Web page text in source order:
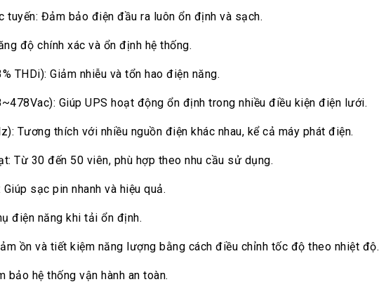
tuyến: Đảm bảo điện đầu ra luôn ổn định và sạch.
độ chính xác và ổn định hệ thống.
THDi): Giảm nhiễu và tổn hao điện năng.
Giúp UPS hoạt động ổn định trong nhiều điều kiện điện lưới.
Tương thích với nhiều nguồn điện khác nhau, kể cả máy phát điện.
Từ 30 đến 50 viên, phù hợp theo nhu cầu sử dụng.
sạc pin nhanh và hiệu quả.
điện năng khi tải ổn định.
ồn và tiết kiệm năng lượng bằng cách điều chỉnh tốc độ theo nhiệt độ.
hệ thống vận hành an toàn.